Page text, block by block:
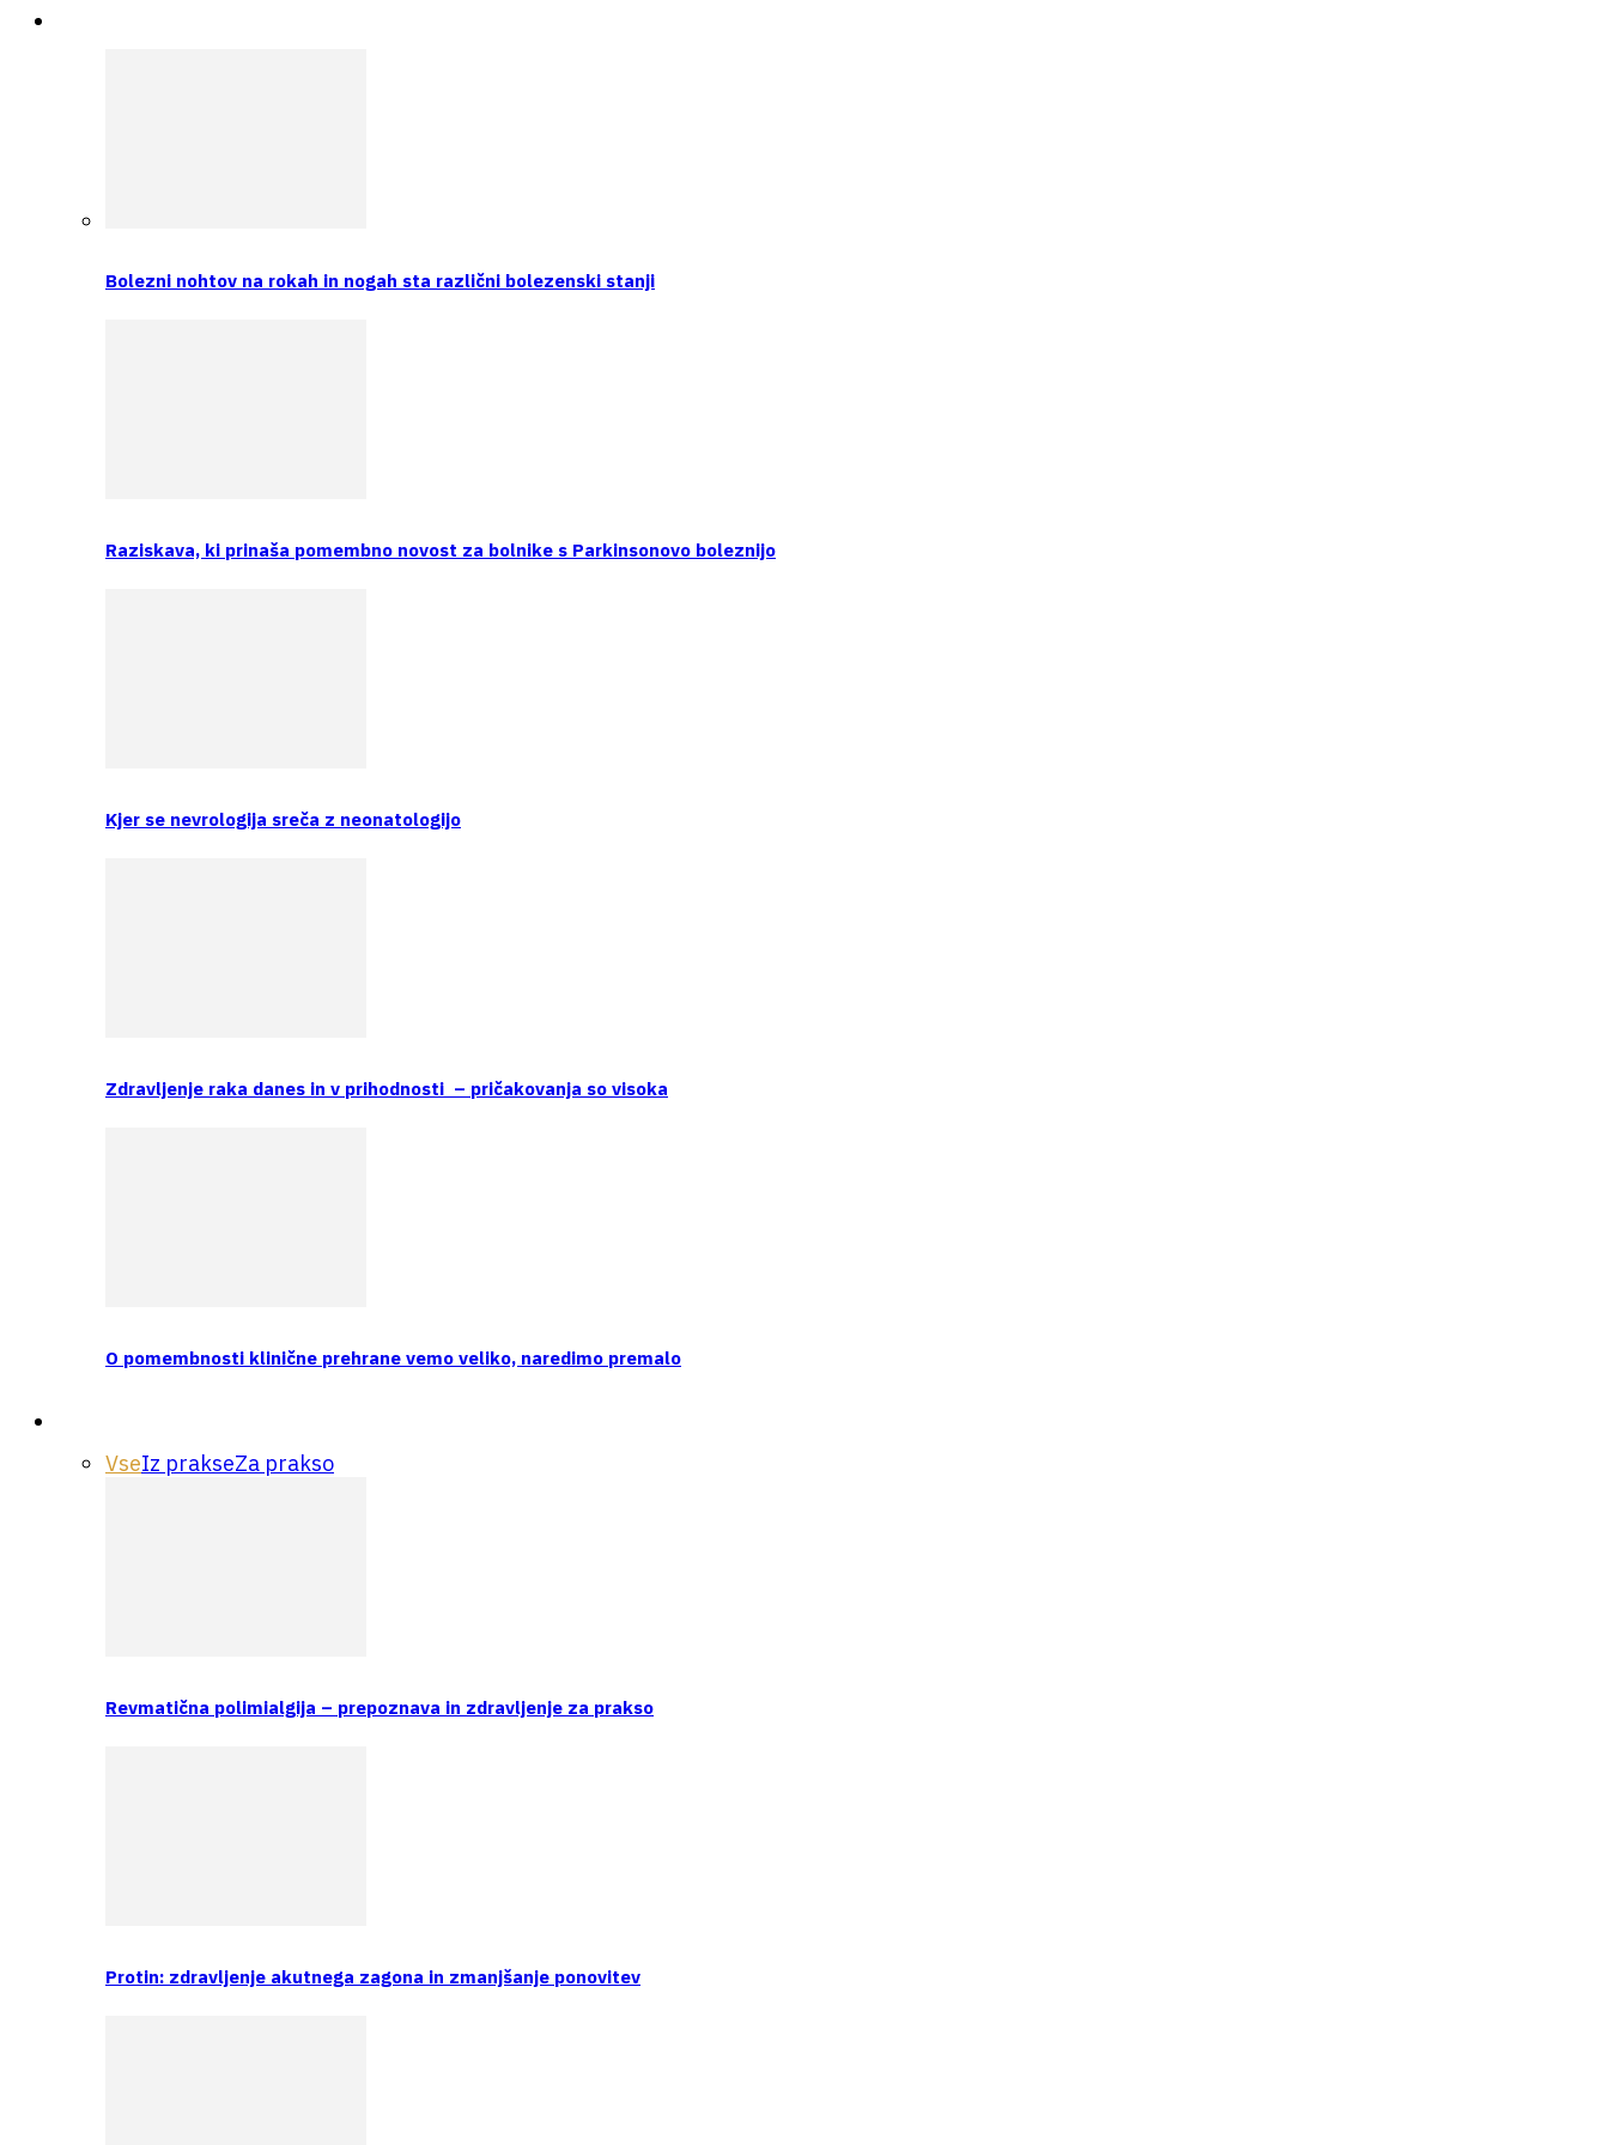
Bolezni nohtov na rokah in nogah sta različni bolezenski stanji
Raziskava, ki prinaša pomembno novost za bolnike s Parkinsonovo boleznijo
Kjer se nevrologija sreča z neonatologijo
Zdravljenje raka danes in v prihodnosti – pričakovanja so visoka
O pomembnosti klinične prehrane vemo veliko, naredimo premalo
VseIz prakseZa prakso
Revmatična polimialgija – prepoznava in zdravljenje za prakso
Protin: zdravljenje akutnega zagona in zmanjšanje ponovitev